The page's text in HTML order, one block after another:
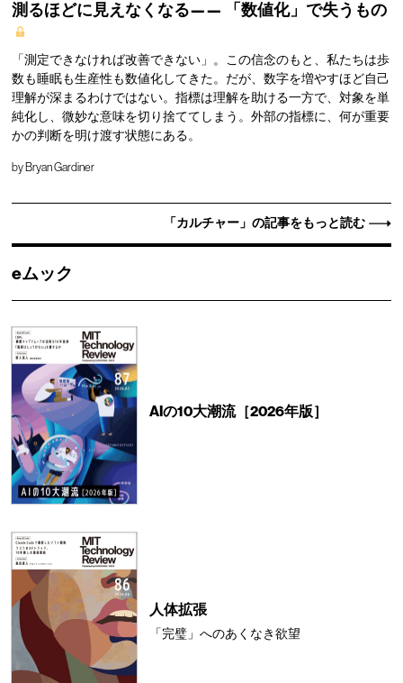
測るほどに見えなくなる—— 「数値化」で失うもの
「測定できなければ改善できない」。この信念のもと、私たちは歩
数も睡眠も生産性も数値化してきた。だが、数字を増やすほど自己
理解が深まるわけではない。指標は理解を助ける一方で、対象を単
純化し、微妙な意味を切り捨ててしまう。外部の指標に、何が重要
かの判断を明け渡す状態にある。
byBryan Gardiner
「カルチャー」の記事をもっと読む
eムック
AIの10大潮流［2026年版］
人体拡張
「完璧」へのあくなき欲望